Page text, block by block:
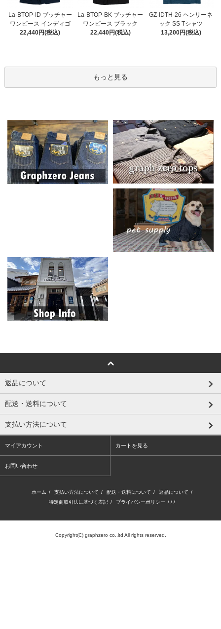
La-BTOP-ID ブッチャー
ワンピース インディゴ
22,440円(税込)
La-BTOP-BK ブッチャー
ワンピース ブラック
22,440円(税込)
GZ-IDTH-26 ヘンリーネ
ック SS Tシャツ
13,200円(税込)
もっと見る
返品について
配送・送料について
支払い方法について
マイアカウント カートを見る
お問い合わせ
ホーム / 支払い方法について / 配送・送料について / 返品について /
特定商取引法に基づく表記 / プライバシーポリシー / / /
Copyright(C) graphzero co.,ltd All rights reserved.